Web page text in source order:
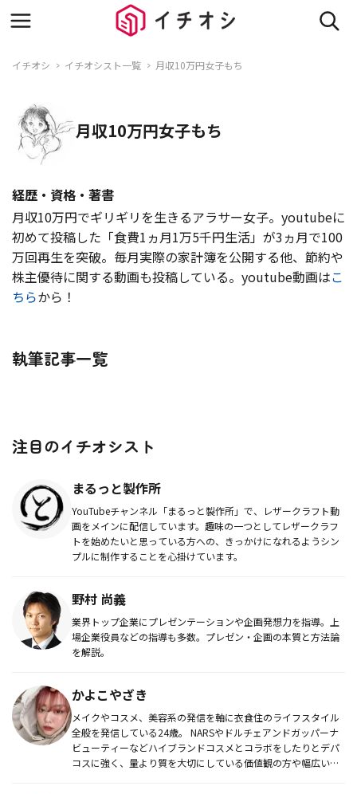
イチオシ イチオシスト一覧 月収10万円女子もち
月収10万円女子もち
経歴・資格・著書
月収10万円でギリギリを生きるアラサー女子。youtubeに
初めて投稿した「食費1ヵ月1万5千円生活」が3ヵ月で100
万回再生を突破。毎月実際の家計簿を公開する他、節約や
株主優待に関する動画も投稿している。youtube動画はこ
ちらから！
執筆記事一覧
注目のイチオシスト
まるっと製作所
YouTubeチャンネル「まるっと製作所」で、レザークラフト動
画をメインに配信しています。趣味の一つとしてレザークラフ
トを始めたいと思っている方への、きっかけになれるようシン
プルに制作することを心掛けています。
野村 尚義
業界トップ企業にプレゼンテーションや企画発想力を指導。上
場企業役員などの指導も多数。プレゼン・企画の本質と方法論
を解説。
かよこやざき
メイクやコスメ、美容系の発信を軸に衣食住のライフスタイル
全般を発信している24歳。 NARSやドルチェアンドガッパーナ
ビューティーなどハイブランドコスメとコラボをしたりとデパ
コスに強く、量より質を大切にしている価値観の方や幅広いフ